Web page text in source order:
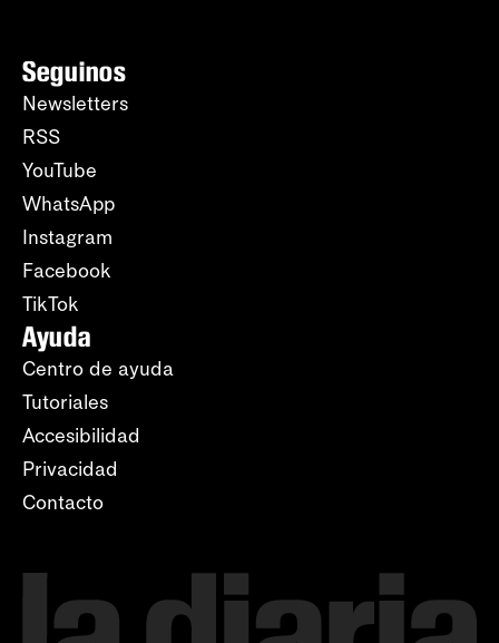
Seguinos
Newsletters
RSS
YouTube
WhatsApp
Instagram
Facebook
TikTok
Ayuda
Centro de ayuda
Tutoriales
Accesibilidad
Privacidad
Contacto